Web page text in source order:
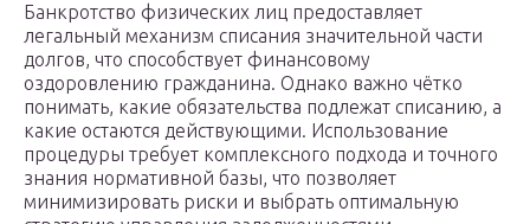
Банкротство физических лиц предоставляет
легальный механизм списания значительной части
долгов, что способствует финансовому
оздоровлению гражданина. Однако важно чётко
понимать, какие обязательства подлежат списанию, а
какие остаются действующими. Использование
процедуры требует комплексного подхода и точного
знания нормативной базы, что позволяет
минимизировать риски и выбрать оптимальную